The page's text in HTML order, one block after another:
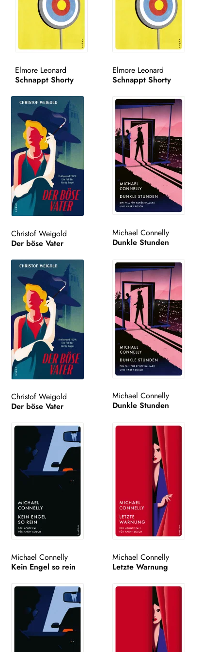
WEITERE VERLAGE
Elmore Leonard
Schnappt Shorty
Elmore Leonard
Schnappt Shorty
Christof Weigold
Der böse Vater
Michael Connelly
Dunkle Stunden
Christof Weigold
Der böse Vater
Michael Connelly
Dunkle Stunden
Michael Connelly
Kein Engel so rein
Michael Connelly
Letzte Warnung